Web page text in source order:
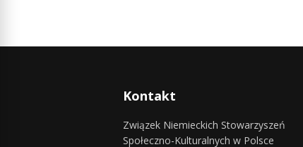
Kontakt
Związek Niemieckich Stowarzyszeń
Społeczno-Kulturalnych w Polsce